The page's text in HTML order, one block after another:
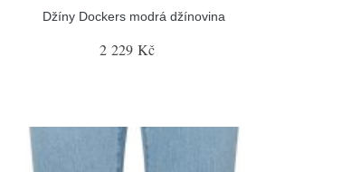
Džíny Dockers modrá džínovina
2 229 Kč